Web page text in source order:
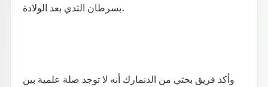
بسرطان الثدي بعد الولادة.
وأكد فريق بحثي من الدنمارك أنه لا توجد صلة علمية بين